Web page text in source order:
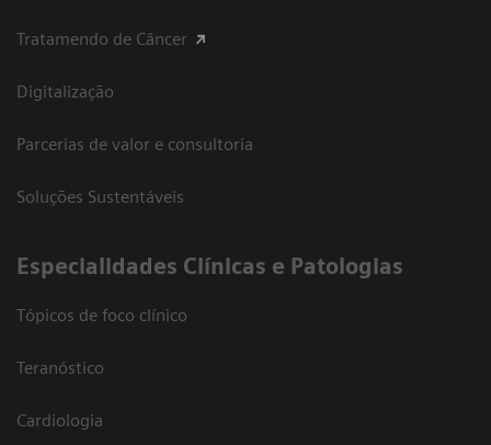
Tratamendo de Câncer
Digitalização
Parcerias de valor e consultoria
Soluções Sustentáveis
​Especialidades Clínicas e Patologias
Tópicos de foco clínico
Teranóstico
Cardiologia